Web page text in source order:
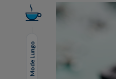
Mode Lungo